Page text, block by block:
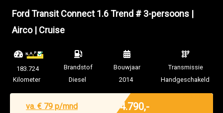
Ford Transit Connect 1.6 Trend # 3-persoons |
Airco | Cruise
183.724
Kilometer
Brandstof
Diesel
Bouwjaar
2014
Transmissie
Handgeschakeld
va. € 79 p/mnd € 4.790,-